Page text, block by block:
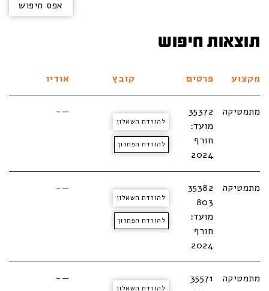
תוצאות חיפוש
מקצוע פרטים קובץ אודיו
מתמטיקה
35372
מועד:
חורף
2024
להורדת השאלון
להורדת הפתרון
—-
מתמטיקה
35382
803
מועד:
חורף
2024
להורדת השאלון
להורדת הפתרון
—-
מתמטיקה
35571
להורדת השאלון
—-